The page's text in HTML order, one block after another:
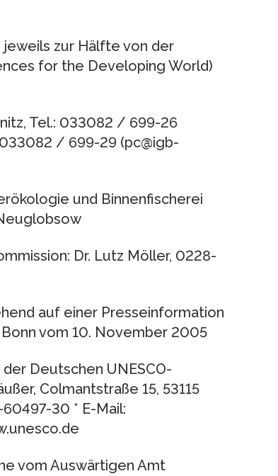
zur Hälfte von der
for the Developing World)
Tel.: 033082 / 699-26
033082 / 699-29 (pc@igb-
und Binnenfischerei
Dr. Lutz Möller, 0228-
auf einer Presseinformation
vom 10. November 2005
Deutschen UNESCO-
Colmantstraße 15, 53115
30 * E-Mail:
vom Auswärtigen Amt